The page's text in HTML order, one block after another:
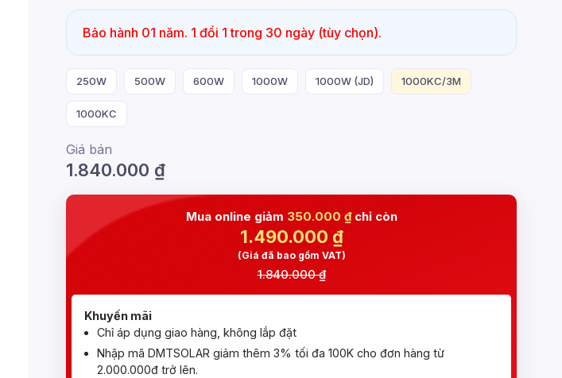
Bảo hành 01 năm. 1 đổi 1 trong 30 ngày (tùy chọn).
250W 500W 600W 1000W 1000W (JD) 1000KC/3M
1000KC
Giá bán
1.840.000 ₫
Mua online giảm 350.000 ₫chỉ còn
1.490.000 ₫
(Giá đã bao gồm VAT)
1.840.000 ₫
Khuyến mãi
Chỉ áp dụng giao hàng, không lắp đặt
Nhập mã DMTSOLAR giảm thêm 3% tối đa 100K cho đơn hàng từ
2.000.000đ trở lên.